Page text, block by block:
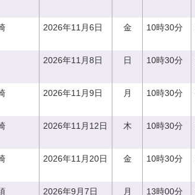
2026年11月6日 金 10時30分
2026年11月8日 日 10時30分
2026年11月9日 月 10時30分
2026年11月12日 木 10時30分
2026年11月20日 金 10時30分
2026年9月7日 月 13時00分